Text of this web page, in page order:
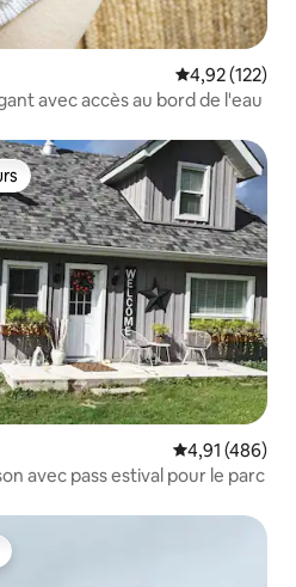
Évaluation
4,92 (122)
avec accès au bord de l'eau
les plus appréciés
Évaluation
4,91 (486)
avec pass estival pour le parc